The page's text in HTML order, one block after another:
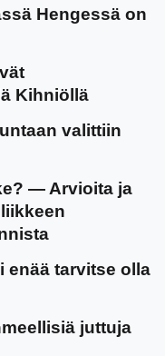
Hengessä on
Kihniöllä
valittiin
— Arvioita ja
enää tarvitse olla
juttuja